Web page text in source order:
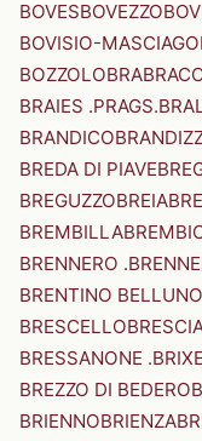
BOVESBOVEZZO
BOVISIO-MASCIAGO
BOZZOLOBRA
BRAIES .PRAGS.
BRANDICO
BREDA DI PIAVE
BREGUZZOBREIA
BREMBILLA
BRENNERO
BRENTINO BELLUNO
BRESCELLO
BRESSANONE
BREZZO DI BEDERO
BRIENNOBRIENZA